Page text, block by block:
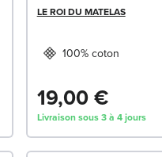
LE ROI DU MATELAS
100% coton
19,00 €
Livraison sous 3 à 4 jours